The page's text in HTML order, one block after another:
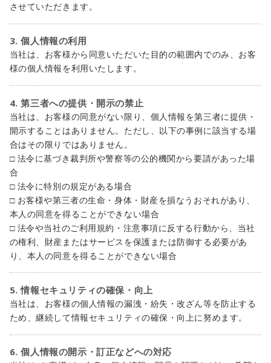
させていただきます。
3. 個人情報の利用
当社は、お客様から同意いただいた目的の範囲内でのみ、お客
様の個人情報を利用いたします。
4. 第三者への提供・開示の禁止
当社は、お客様の同意がない限り、個人情報を第三者に提供・
開示することはありません。ただし、以下の事例に該当する場
合はその限りではありません。
□ 法令に基づき裁判所や警察等の公的機関から要請があった場
合
□ 法令に特別の規定がある場合
□ お客様や第三者の生命・身体・財産を損なうおそれがあり、
本人の同意を得ることができない場合
□ 法令や当社のご利用規約・注意事項に反する行動から、当社
の権利、財産またはサービスを保護または防御する必要があ
り、本人の同意を得ることができない場合
5. 情報セキュリティの確保・向上
当社は、お客様の個人情報の漏洩・紛失・改ざん等を防止する
ため、継続して情報セキュリティの確保・向上に努めます。
6. 個人情報の開示・訂正などへの対応